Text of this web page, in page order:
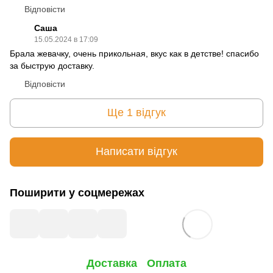
Відповісти
Саша
15.05.2024 в 17:09
Брала жевачку, очень прикольная, вкус как в детстве! спасибо
за быструю доставку.
Відповісти
Ще 1 відгук
Написати відгук
Поширити у соцмережах
Доставка Оплата